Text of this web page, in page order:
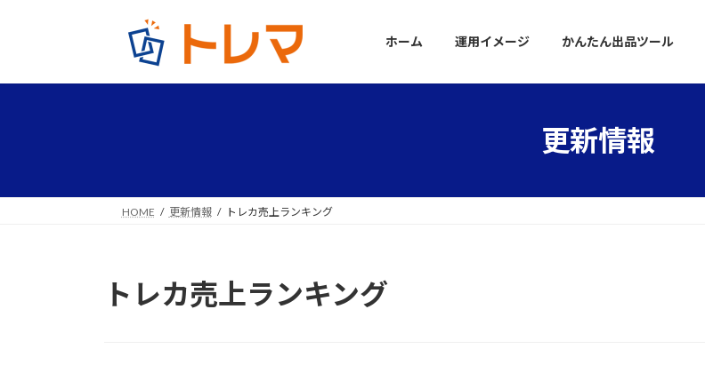
プ
動
ホーム 運用イメージ かんたん出品ツール
更新情報
HOME 更新情報 トレカ売上ランキング
トレカ売上ランキング